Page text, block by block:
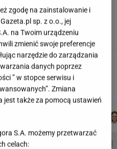
Partnerka Litewki po jego
zlecieli się jak sępy
pod Radomiem. Policja
Z '30'
zgodę na zainstalowanie i
sp. z o.o., jej
na Twoim urządzeniu
zmienić swoje preferencje
narzędzie do zarządzania
danych poprzez
” w stopce serwisu i
Zmiana
jest także za pomocą ustawień
S.A. możemy przetwarzać
celach: